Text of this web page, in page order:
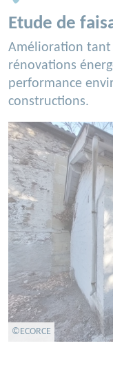
Etude de
Amélioration
rénovations
performance
constructions.
©ECORCE